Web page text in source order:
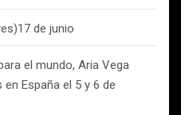
de junio
el mundo, Aria Vega
España el 5 y 6 de